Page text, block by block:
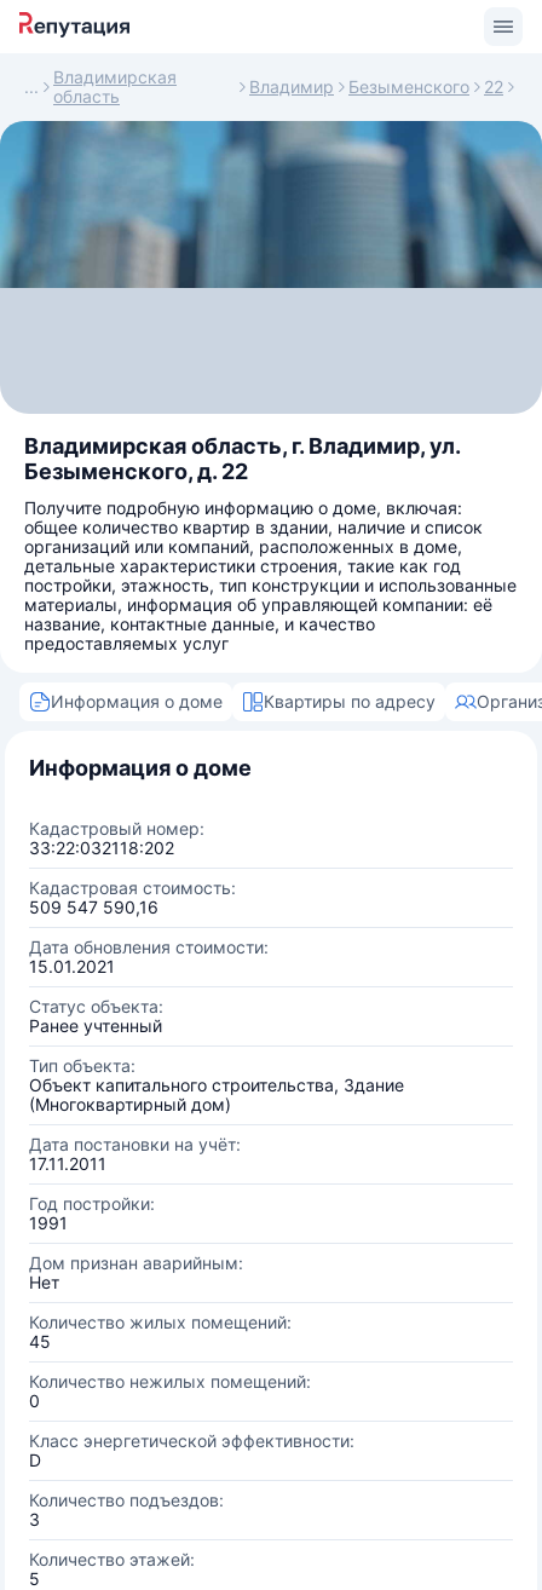
Владимирская
область
Владимир Безыменского 22
Владимирская область, г. Владимир, ул.
Безыменского, д. 22
Получите подробную информацию о доме, включая:
общее количество квартир в здании, наличие и список
организаций или компаний, расположенных в доме,
детальные характеристики строения, такие как год
постройки, этажность, тип конструкции и использованные
материалы, информация об управляющей компании: её
название, контактные данные, и качество
предоставляемых услуг
Информация о доме Квартиры по адресу
Информация о доме
Кадастровый номер:
33:22:032118:202
Кадастровая стоимость:
509 547 590,16
Дата обновления стоимости:
15.01.2021
Статус объекта:
Ранее учтенный
Тип объекта:
Объект капитального строительства, Здание
(Многоквартирный дом)
Дата постановки на учёт:
17.11.2011
Год постройки:
1991
Дом признан аварийным:
Нет
Количество жилых помещений:
45
Количество нежилых помещений:
0
Класс энергетической эффективности:
D
Количество подъездов:
3
Количество этажей:
5